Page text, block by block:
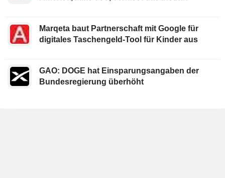
Marqeta baut Partnerschaft mit Google für
digitales Taschengeld-Tool für Kinder aus
GAO: DOGE hat Einsparungsangaben der
Bundesregierung überhöht